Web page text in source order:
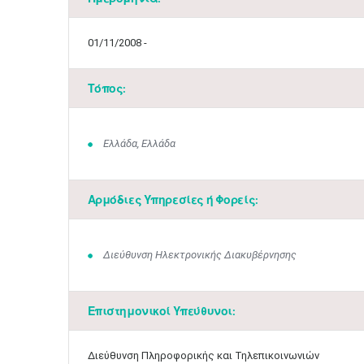
01/11/2008 -
Τόπος:
Ελλάδα, Ελλάδα
Αρμόδιες Υπηρεσίες ή Φορείς:
Διεύθυνση Ηλεκτρονικής Διακυβέρνησης
Επιστημονικοί Υπεύθυνοι:
Διεύθυνση Πληροφορικής και Τηλεπικοινωνιών